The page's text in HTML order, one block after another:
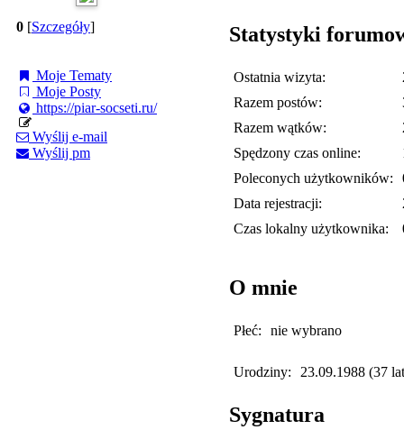
0 [Szczegóły]
Moje Tematy
Moje Posty
https://piar-socseti.ru/
Wyślij e-mail
Wyślij pm
Statystyki
Ostatnia wizyta:
Razem postów:
Razem wątków:
Spędzony czas online:
Poleconych użytkowników:
Data rejestracji:
Czas lokalny użytkownika:
O mnie
Płeć: nie wybrano
Urodziny: 23.09.1988 (37
Sygnatura